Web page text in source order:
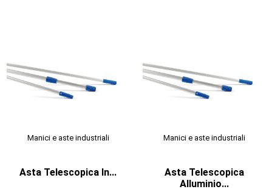
Manici e aste industriali
Asta Telescopica In...
Manici e aste industriali
Asta Telescopica
Alluminio...